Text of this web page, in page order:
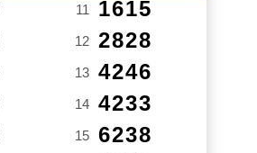
11 1615
12 2828
13 4246
14 4233
15 6238